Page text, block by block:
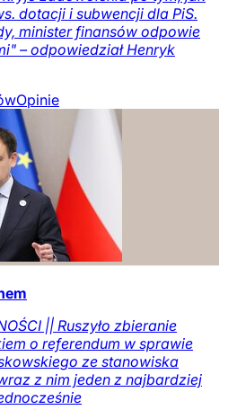
dotacji i subwencji dla PiS.
minister finansów odpowie
– odpowiedział Henryk
Opinie
|| Ruszyło zbieranie
o referendum w sprawie
ze stanowiska
z nim jeden z najbardziej